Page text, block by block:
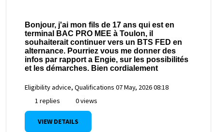
Bonjour, j'ai mon fils de 17 ans qui est en
terminal BAC PRO MEE à Toulon, il
souhaiterait continuer vers un BTS FED en
alternance. Pourriez vous me donner des
infos par rapport a Engie, sur les possibilités
et les démarches. Bien cordialement
Eligibility advice, Qualifications 07 May, 2026 08:18
1 replies
0 views
VIEW DETAILS